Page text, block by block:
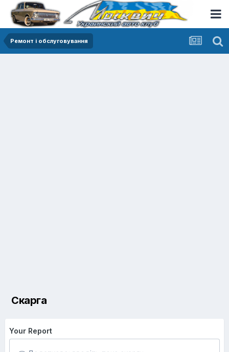
Ремонт і обслуговування
Скарга
Your Report